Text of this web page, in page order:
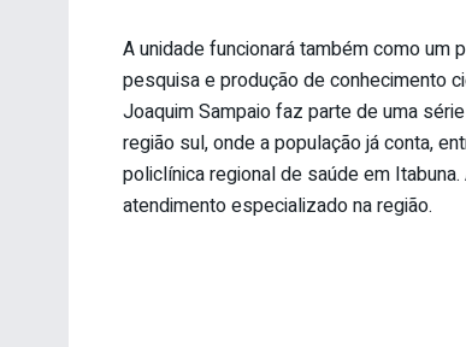
A unidade funcionará também como um
pesquisa e produção de conhecimento
Joaquim Sampaio faz parte de uma
região sul, onde a população já conta,
policlínica regional de saúde em
atendimento especializado na região.